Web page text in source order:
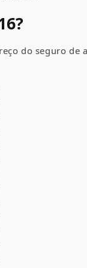
do seguro de